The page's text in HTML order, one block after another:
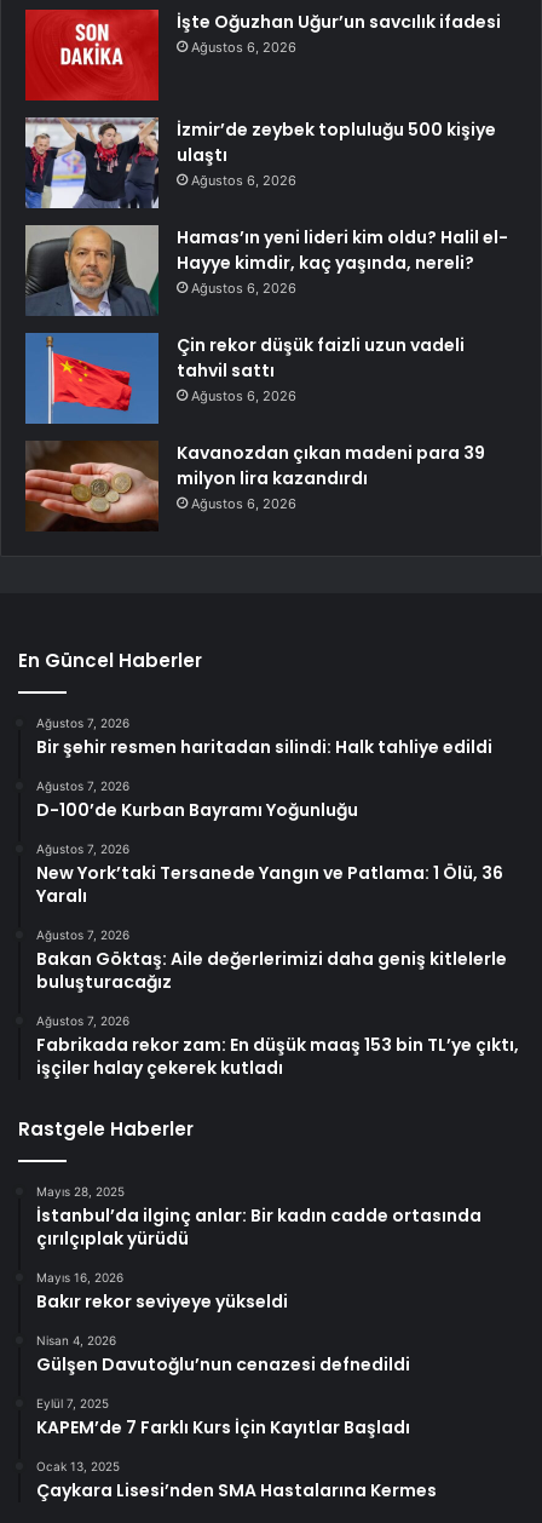
İşte Oğuzhan Uğur’un savcılık ifadesi
Ağustos 6, 2026
İzmir’de zeybek topluluğu 500 kişiye
ulaştı
Ağustos 6, 2026
Hamas’ın yeni lideri kim oldu? Halil el-
Hayye kimdir, kaç yaşında, nereli?
Ağustos 6, 2026
Çin rekor düşük faizli uzun vadeli
tahvil sattı
Ağustos 6, 2026
Kavanozdan çıkan madeni para 39
milyon lira kazandırdı
Ağustos 6, 2026
En Güncel Haberler
Ağustos 7, 2026
Bir şehir resmen haritadan silindi: Halk tahliye edildi
Ağustos 7, 2026
D-100’de Kurban Bayramı Yoğunluğu
Ağustos 7, 2026
New York’taki Tersanede Yangın ve Patlama: 1 Ölü, 36
Yaralı
Ağustos 7, 2026
Bakan Göktaş: Aile değerlerimizi daha geniş kitlelerle
buluşturacağız
Ağustos 7, 2026
Fabrikada rekor zam: En düşük maaş 153 bin TL’ye çıktı,
işçiler halay çekerek kutladı
Rastgele Haberler
Mayıs 28, 2025
İstanbul’da ilginç anlar: Bir kadın cadde ortasında
çırılçıplak yürüdü
Mayıs 16, 2026
Bakır rekor seviyeye yükseldi
Nisan 4, 2026
Gülşen Davutoğlu’nun cenazesi defnedildi
Eylül 7, 2025
KAPEM’de 7 Farklı Kurs İçin Kayıtlar Başladı
Ocak 13, 2025
Çaykara Lisesi’nden SMA Hastalarına Kermes